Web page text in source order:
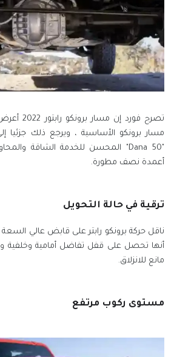
مسار برونكو الأساسية ، ويرجع ذلك جزئيا
أعمدة نصف مطورة.
ترقية في حالة التحويل
أنها تحصل على قفل تفاضل أمامية وخلفية
مانع للانزلاق.
مستوى ركوب مرتفع